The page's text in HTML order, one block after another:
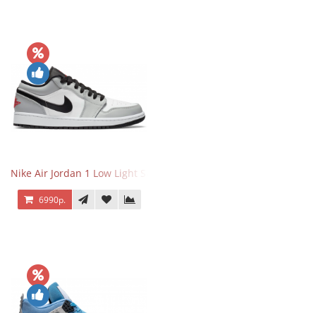
Nike Air Jordan 1 Low Light Smoke Grey
6990р.